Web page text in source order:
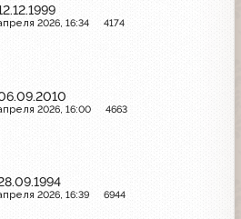
2026, 16:34 4174
2026, 16:00 4663
2026, 16:39 6944